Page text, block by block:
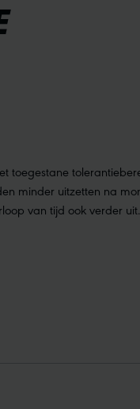
toegestane
minder uitzetten na
van tijd ook verder